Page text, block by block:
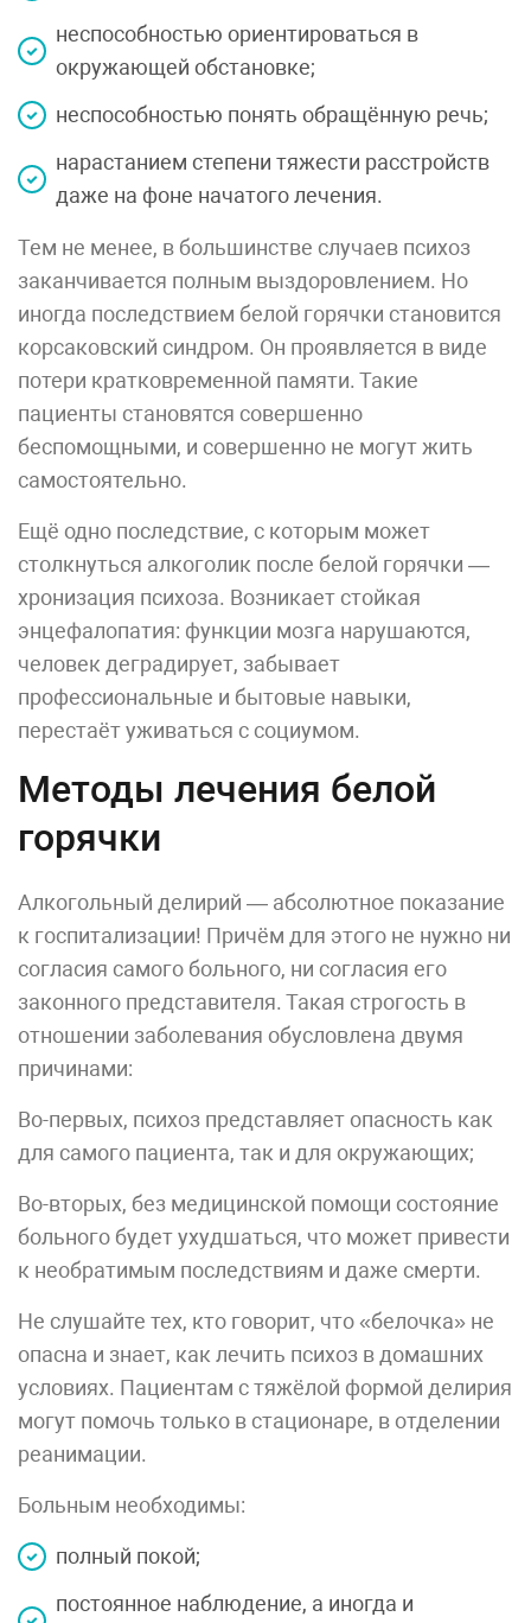
неспособностью ориентироваться в
окружающей обстановке;
неспособностью понять обращённую речь;
нарастанием степени тяжести расстройств
даже на фоне начатого лечения.
Тем не менее, в большинстве случаев психоз
заканчивается полным выздоровлением. Но
иногда последствием белой горячки становится
корсаковский синдром. Он проявляется в виде
потери кратковременной памяти. Такие
пациенты становятся совершенно
беспомощными, и совершенно не могут жить
самостоятельно.
Ещё одно последствие, с которым может
столкнуться алкоголик после белой горячки —
хронизация психоза. Возникает стойкая
энцефалопатия: функции мозга нарушаются,
человек деградирует, забывает
профессиональные и бытовые навыки,
перестаёт уживаться с социумом.
Методы лечения белой
горячки
Алкогольный делирий — абсолютное показание
к госпитализации! Причём для этого не нужно ни
согласия самого больного, ни согласия его
законного представителя. Такая строгость в
отношении заболевания обусловлена двумя
причинами:
Во-первых, психоз представляет опасность как
для самого пациента, так и для окружающих;
Во-вторых, без медицинской помощи состояние
больного будет ухудшаться, что может привести
к необратимым последствиям и даже смерти.
Не слушайте тех, кто говорит, что «белочка» не
опасна и знает, как лечить психоз в домашних
условиях. Пациентам с тяжёлой формой делирия
могут помочь только в стационаре, в отделении
реанимации.
Больным необходимы:
полный покой;
постоянное наблюдение, а иногда и